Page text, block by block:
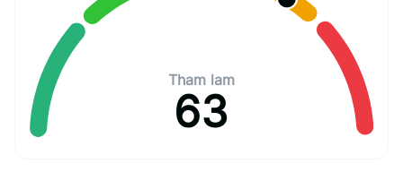
Tham lam
63